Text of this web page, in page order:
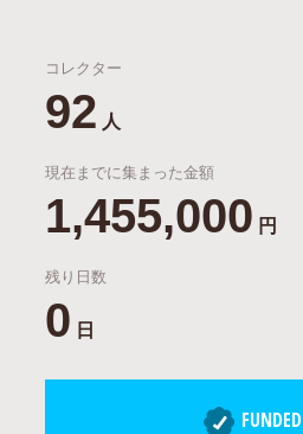
最新進捗報告から探す
コレクター
92 人
現在までに集まった金額
1,455,000 円
残り日数
0 日
FUNDED